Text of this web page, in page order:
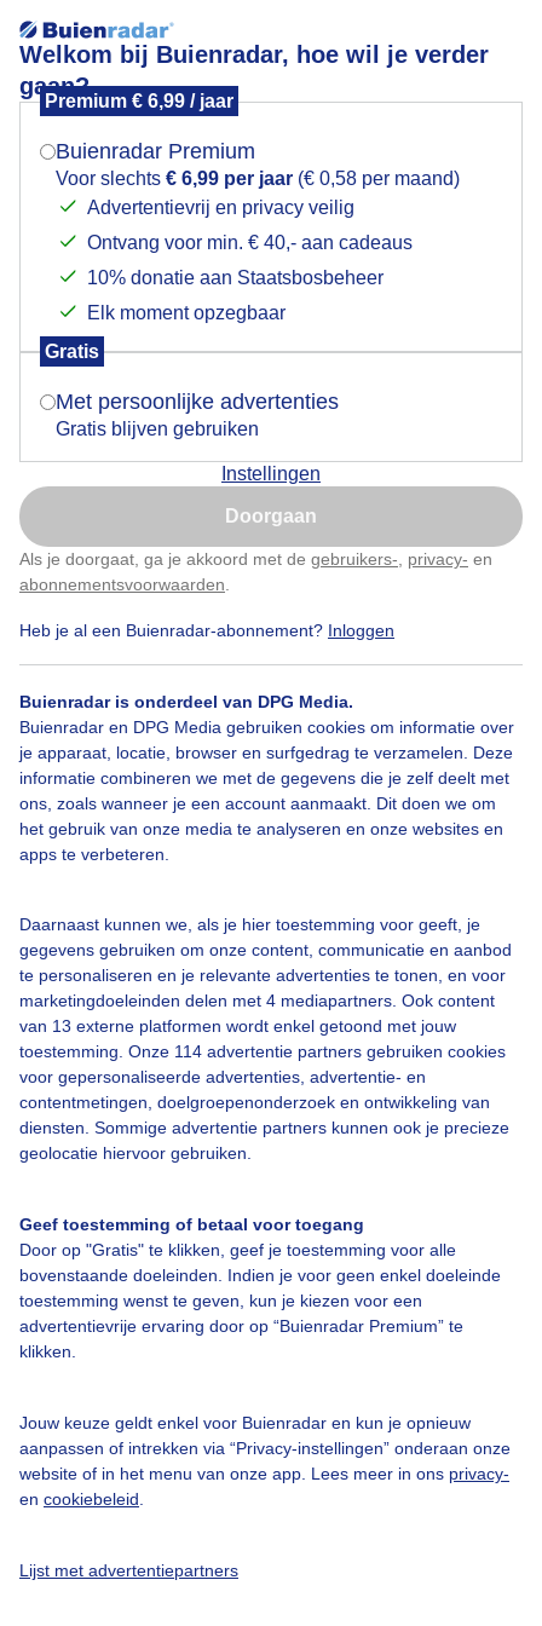
Welkom bij Buienradar, hoe wil je verder
gaan?
Premium € 6,99 / jaar
Buienradar Premium
Voor slechts € 6,99 per jaar (€ 0,58 per maand)
Advertentievrij en privacy veilig
Ontvang voor min. € 40,- aan cadeaus
10% donatie aan Staatsbosbeheer
Elk moment opzegbaar
Gratis
Met persoonlijke advertenties
Gratis blijven gebruiken
Instellingen
Doorgaan
Als je doorgaat, ga je akkoord met de gebruikers- privacy- en
abonnementsvoorwaarden
Heb je al een Buienradar-abonnement? Inloggen
Buienradar is onderdeel van DPG Media.
Buienradar en DPG Media gebruiken cookies om informatie over
je apparaat, locatie, browser en surfgedrag te verzamelen. Deze
informatie combineren we met de gegevens die je zelf deelt met
ons, zoals wanneer je een account aanmaakt. Dit doen we om
het gebruik van onze media te analyseren en onze websites en
apps te verbeteren.
Daarnaast kunnen we, als je hier toestemming voor geeft, je
gegevens gebruiken om onze content, communicatie en aanbod
te personaliseren en je relevante advertenties te tonen, en voor
marketingdoeleinden delen met 4 mediapartners. Ook content
van 13 externe platformen wordt enkel getoond met jouw
toestemming. Onze 114 advertentie partners gebruiken cookies
voor gepersonaliseerde advertenties, advertentie- en
contentmetingen, doelgroepenonderzoek en ontwikkeling van
diensten. Sommige advertentie partners kunnen ook je precieze
geolocatie hiervoor gebruiken.
Geef toestemming of betaal voor toegang
Door op "Gratis" te klikken, geef je toestemming voor alle
bovenstaande doeleinden. Indien je voor geen enkel doeleinde
toestemming wenst te geven, kun je kiezen voor een
advertentievrije ervaring door op “Buienradar Premium” te
klikken.
Jouw keuze geldt enkel voor Buienradar en kun je opnieuw
aanpassen of intrekken via “Privacy-instellingen” onderaan onze
website of in het menu van onze app. Lees meer in ons privacy-
en cookiebeleid
Lijst met advertentiepartners
Palmentuin in Elche bij 30 graden
Door: rob van den Berg Gemaakt: 07-07-2025, 57x bekeken
Costablanca Zon Wind
Bekijk slideshow
Over Buienradar
Bedrijfsgegevens
Contact
Toegankelijkheid
Gebruikersvoorwaarden
Adverteren
Privacy beleid
Cookie beleid
Mogen we je locatie gebruiken voor het
Indien je hier nog geen akkoord op hebt gegeven,
verschijnt er zo een pop-up uit je browser waarin
Is goed, toon de popup
Nu niet, misschien later
Klik hierom dit aan te passen